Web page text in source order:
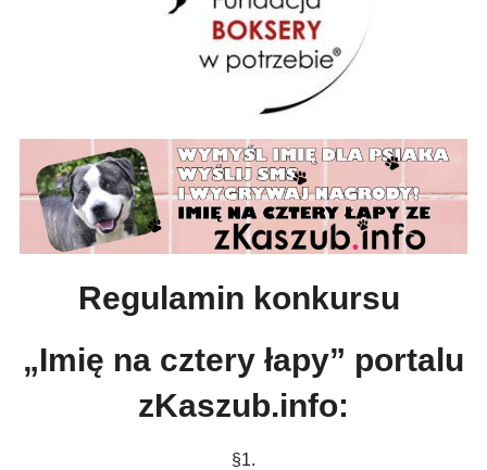
Regulamin konkursu
„Imię na cztery łapy” portalu
zKaszub.info:
§1.